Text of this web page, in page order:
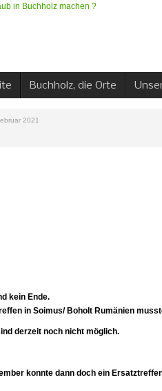
Buchholz, die Orte
2021
kein Ende.
in Soimus/ Boholt Rumänien
derzeit noch nicht möglich.
konnte dann doch ein